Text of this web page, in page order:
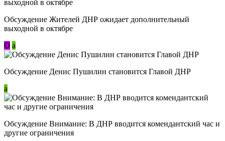
Обсуждение Жителей ДНР ожидает дополнительный
выходной в октябре
О a
Обсуждение Денис Пушилин становится Главой ДНР
a
Обсуждение Внимание: В ДНР вводится комендантский час и
другие ограничения